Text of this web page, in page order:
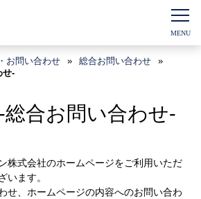
お問い合わせ » 総合お問い合わせ
»
せ-
総合お問い合わせ-
株式会社のホームページをご利用いただ
います。
せ、ホームページの内容へのお問い合わ